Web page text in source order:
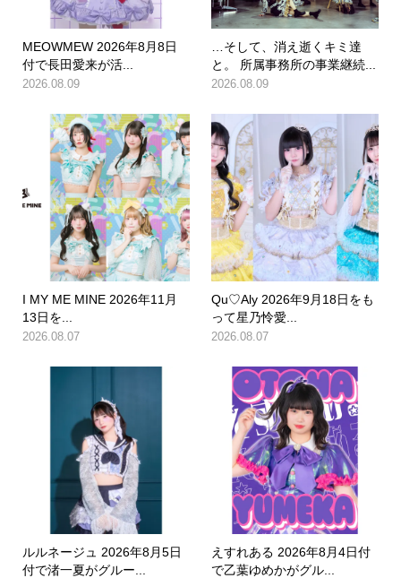
MEOWMEW 2026年8月8日
付で長田愛来が活...
2026.08.09
…そして、消え逝くキミ達
と。 所属事務所の事業継続...
2026.08.09
I MY ME MINE 2026年11月
13日を...
2026.08.07
Qu♡Aly 2026年9月18日をも
って星乃怜愛...
2026.08.07
ルルネージュ 2026年8月5日
付で渚一夏がグルー...
えすれある 2026年8月4日付
で乙葉ゆめかがグル...